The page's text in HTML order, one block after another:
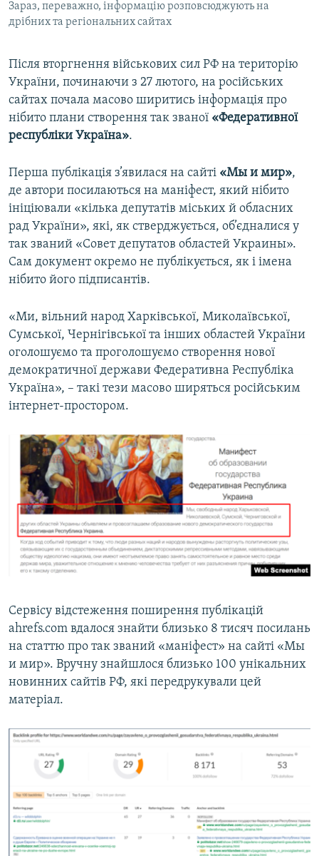
Зараз, переважно, інформацію розповсюджують на
дрібних та регіональних сайтах
Після вторгнення військових сил РФ на територію
України, починаючи з 27 лютого, на російських
сайтах почала масово ширитись інформація про
нібито плани створення так званої «Федеративної
республіки Україна».
Перша публікація з’явилася на сайті «Мы и мир»,
де автори посилаються на маніфест, який нібито
ініціювали «кілька депутатів міських й обласних
рад України», які, як стверджується, об’єдналися у
так званий «Совет депутатов областей Украины».
Сам документ окремо не публікується, як і імена
нібито його підписантів.
«Ми, вільний народ Харківської, Миколаївської,
Сумської, Чернігівської та інших областей України
оголошуємо та проголошуємо створення нової
демократичної держави Федеративна Республіка
Україна», – такі тези масово ширяться російським
інтернет-простором.
Сервісу відстеження поширення публікацій
ahrefs.com вдалося знайти близько 8 тисяч посилань
на статтю про так званий «маніфест» на сайті «Мы
и мир». Вручну знайшлося близько 100 унікальних
новинних сайтів РФ, які передрукували цей
матеріал.